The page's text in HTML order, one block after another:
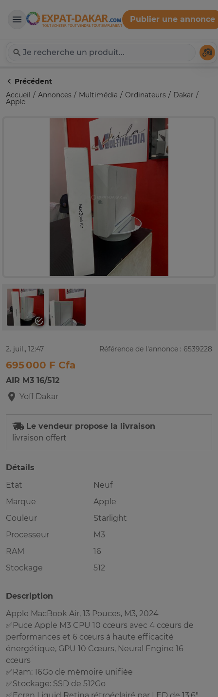
Expat-Dakar
Publier une annonce
Précédent
Accueil
Annonces Multimédia Ordinateurs Dakar
Apple
2. juil., 12:47 Référence de l'annonce : 6539228
695 000 F Cfa
AIR M3 16/512
Yoff Dakar
Le vendeur propose la livraison
livraison offert
Détails
Etat
Neuf
Marque
Apple
Couleur
Starlight
Processeur
M3
RAM
16
Stockage
512
Description
Apple MacBook Air, 13 Pouces, M3, 2024
✅Puce Apple M3 CPU 10 cœurs avec 4 cœurs de
performances et 6 cœurs à haute efficacité
énergétique, GPU 10 Cœurs, Neural Engine 16
cœurs
✅Ram: 16Go de mémoire unifiée
✅Stockage: SSD de 512Go